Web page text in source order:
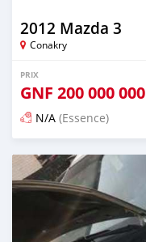
2012 Mazda 3
Conakry
PRIX
GNF 200 000 000
N/A (Essence)
Publié il y a 24 jours